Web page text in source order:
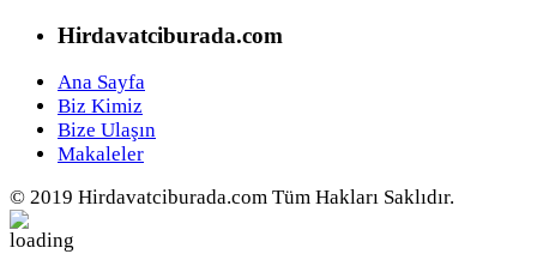
Hirdavatciburada.com
Ana Sayfa
Biz Kimiz
Bize Ulaşın
Makaleler
© 2019 Hirdavatciburada.com Tüm Hakları Saklıdır.